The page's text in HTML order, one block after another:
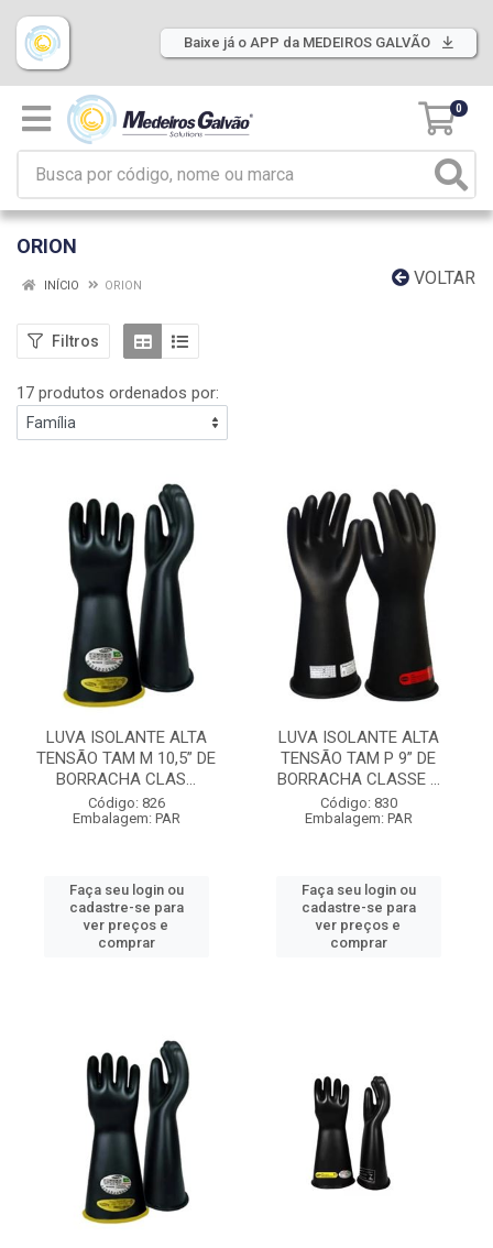
Baixe já o APP da MEDEIROS GALVÃO
0
ORION
VOLTAR
INÍCIO ORION
Filtros
17 produtos ordenados por:
LUVA ISOLANTE ALTA
TENSÃO TAM M 10,5” DE
BORRACHA CLAS...
Código: 826
Embalagem: PAR
Faça seu login ou
cadastre-se para
ver preços e
comprar
LUVA ISOLANTE ALTA
TENSÃO TAM P 9” DE
BORRACHA CLASSE ...
Código: 830
Embalagem: PAR
Faça seu login ou
cadastre-se para
ver preços e
comprar